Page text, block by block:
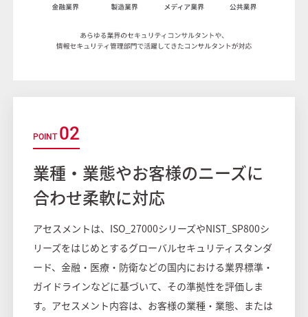
02
業種・業態やお客様のニーズに
合わせ柔軟に対応
アセスメントは、ISO_27000シリーズやNIST_SP800シ
リーズをはじめとするグローバルセキュリティスタンダ
ード、金融・医療・防衛などの国内における業界標準・
ガイドラインなどに基づいて、その準拠性を評価しま
す。アセスメント内容は、お客様の業種・業態、または